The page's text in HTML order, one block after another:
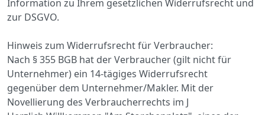
Information zu Ihrem gesetzlichen Widerrufsrecht und
zur DSGVO.
Hinweis zum Widerrufsrecht für Verbraucher:
Nach § 355 BGB hat der Verbraucher (gilt nicht für
Unternehmer) ein 14-tägiges Widerrufsrecht
gegenüber dem Unternehmer/Makler. Mit der
Novellierung des Verbraucherrechts im J